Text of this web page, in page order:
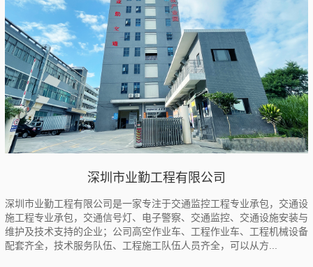
深圳市业勤工程有限公司
深圳市业勤工程有限公司是一家专注于交通监控工程专业承包，交通设
施工程专业承包，交通信号灯、电子警察、交通监控、交通设施安装与
维护及技术支持的企业；公司高空作业车、工程作业车、工程机械设备
配套齐全，技术服务队伍、工程施工队伍人员齐全，可以从方...